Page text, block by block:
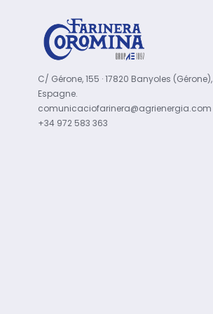
C/ Gérone, 155 · 17820 Banyoles (Gérone),
Espagne.
comunicaciofarinera@agrienergia.com
+34 972 583 363